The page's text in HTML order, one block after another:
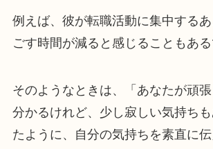
例えば、彼が転職活動に集中する
ごす時間が減ると感じることもある
そのようなときは、「あなたが頑
分かるけれど、少し寂しい気持ち
たように、自分の気持ちを素直に